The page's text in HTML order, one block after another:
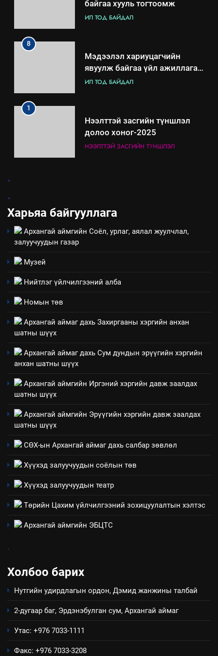
байгаа хууль тогтоомж
ИЛ ТОД БАЙДАЛ
8
Мэдээлэл хариуцагчийн
явуулж байгаа үйл ажиллагаа,
үйлдвэрлэл, үйлчилгээ,
үзүүлэх буюу үзүүлж байгаа
нөлөөллийн талаарх
мэдээлэл
ИЛ ТОД БАЙДАЛ
1
Нээлттэй засгийн түншлэл
долоо хоног-2025
НЭЭЛТТЭЙ ЗАСГИЙН ТҮНШЛЭЛ
БАЙГУУЛНА
ЗАР ТАЗ-ЫН САЛБАР ЗӨВЛӨЛ
3
4
Архангай аймаг дахь салбар
ажиллагааны жилийн
5
“Шинэтгэлээр түүчээлсэн
салбар зөвлөл” аяны хүрээнд
хэмжээний төлөвлөгөө
6
Санхүүгийн тайланд хийсэн
ИЛ ТОД БАЙДАЛ
Үйл ажиллагаандаа мөрдөж
үйлдвэрлэл, үйлчилгээ,
ашиглаж байгаа техник,
нөлөөллийн талаарх
ИЛ ТОД БАЙДАЛ
.
.
Харьяа байгууллага
Архангай аймгийн Соёл, урлаг, аялал жуулчлал,
залуучуудын газар
Музей
Нийтлэг үйлчилгээний алба
Номын төв
Архангай аймаг дахь Захиргааны хэргийн анхан
шатны шүүх
Архангай аймаг дахь Сум дундын эрүүгийн хэргийн
анхан шатны шүүх
Архангай аймгийн Иргэний хэргийн давж заалдах
шатны шүүх
Архангай аймгийн Эрүүгийн хэргийн давж заалдах
шатны шүүх
СӨХ-ын Архангай аймаг дахь салбар зөвлөл
Хүүхэд залуучуудын соёлын төв
Хүүхэд залуучуудын театр
Төрийн Цахим үйлчилгээний зохицуулалтын хэлтэс
Архангай аймгийн ЭБЦТС
.
Холбоо барих
Нутгийн удирдлагын ордон, Дэмид жанжины талбай
2-дугаар баг, Эрдэнэбулган сум, Архангай аймаг
Утас: +976 7033-1111
Факс: +976 7033-3208